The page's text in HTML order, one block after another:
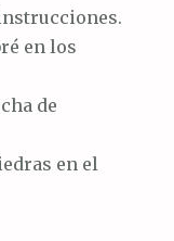
en los
de
en el